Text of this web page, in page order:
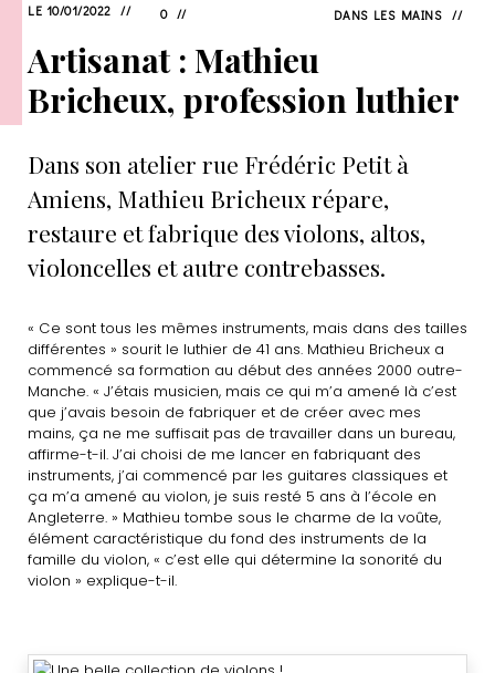
LE 10/01/2022 0 DANS LES MAINS
Artisanat : Mathieu
Bricheux, profession luthier
Dans son atelier rue Frédéric Petit à
Amiens, Mathieu Bricheux répare,
restaure et fabrique des violons, altos,
violoncelles et autre contrebasses.
« Ce sont tous les mêmes instruments, mais dans des tailles
différentes » sourit le luthier de 41 ans. Mathieu Bricheux a
commencé sa formation au début des années 2000 outre-
Manche. « J’étais musicien, mais ce qui m’a amené là c’est
que j’avais besoin de fabriquer et de créer avec mes
mains, ça ne me suffisait pas de travailler dans un bureau,
affirme-t-il. J’ai choisi de me lancer en fabriquant des
instruments, j’ai commencé par les guitares classiques et
ça m’a amené au violon, je suis resté 5 ans à l’école en
Angleterre. » Mathieu tombe sous le charme de la voûte,
élément caractéristique du fond des instruments de la
famille du violon, « c’est elle qui détermine la sonorité du
violon » explique-t-il.